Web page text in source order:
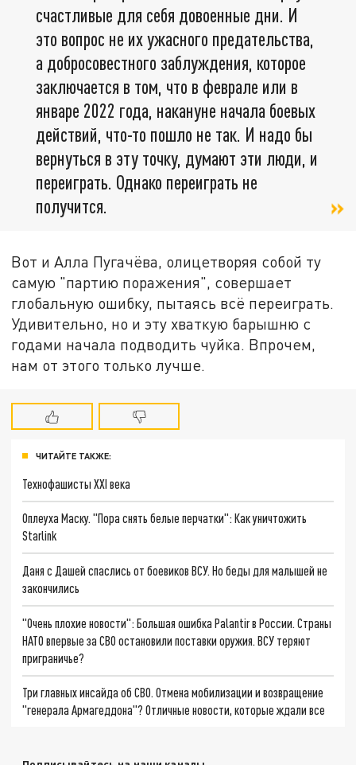
счастливые для себя довоенные дни. И
это вопрос не их ужасного предательства,
а добросовестного заблуждения, которое
заключается в том, что в феврале или в
январе 2022 года, накануне начала боевых
действий, что-то пошло не так. И надо бы
вернуться в эту точку, думают эти люди, и
переиграть. Однако переиграть не
получится.
Вот и Алла Пугачёва, олицетворяя собой ту
самую "партию поражения", совершает
глобальную ошибку, пытаясь всё переиграть.
Удивительно, но и эту хваткую барышню с
годами начала подводить чуйка. Впрочем,
нам от этого только лучше.
ЧИТАЙТЕ ТАКЖЕ:
Технофашисты XXI века
Оплеуха Маску. "Пора снять белые перчатки": Как уничтожить
Starlink
Даня с Дашей спаслись от боевиков ВСУ. Но беды для малышей не
закончились
"Очень плохие новости": Большая ошибка Palantir в России. Страны
НАТО впервые за СВО остановили поставки оружия. ВСУ теряют
приграничье?
Три главных инсайда об СВО. Отмена мобилизации и возвращение
"генерала Армагеддона"? Отличные новости, которые ждали все